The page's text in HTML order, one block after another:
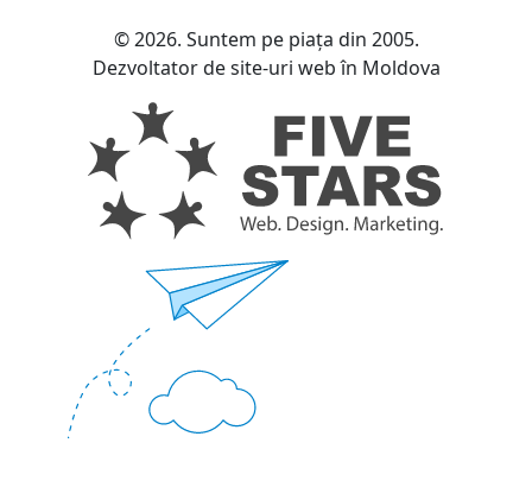
© 2026. Suntem pe piața din 2005.
Dezvoltator de site-uri web în Moldova